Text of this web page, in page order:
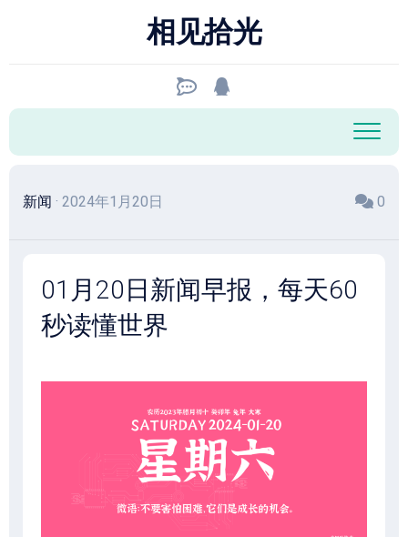
相见拾光
新闻 · 2024年1月20日 0
01月20日新闻早报，每天60
秒读懂世界